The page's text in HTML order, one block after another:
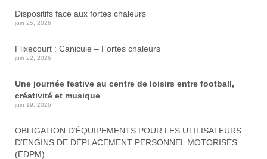
Dispositifs face aux fortes chaleurs
juin 25, 2026
Flixecourt : Canicule – Fortes chaleurs
juin 22, 2026
Une journée festive au centre de loisirs entre football,
créativité et musique
juin 19, 2026
OBLIGATION D’ÉQUIPEMENTS POUR LES UTILISATEURS
D’ENGINS DE DÉPLACEMENT PERSONNEL MOTORISÉS
(EDPM)